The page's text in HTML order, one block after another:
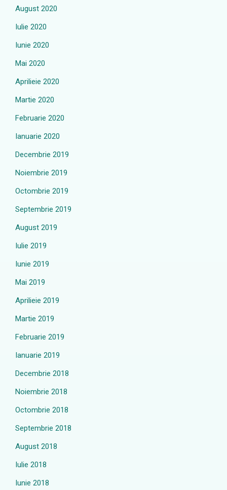
August 2020
Iulie 2020
Iunie 2020
Mai 2020
Aprilieie 2020
Martie 2020
Februarie 2020
Ianuarie 2020
Decembrie 2019
Noiembrie 2019
Octombrie 2019
Septembrie 2019
August 2019
Iulie 2019
Iunie 2019
Mai 2019
Aprilieie 2019
Martie 2019
Februarie 2019
Ianuarie 2019
Decembrie 2018
Noiembrie 2018
Octombrie 2018
Septembrie 2018
August 2018
Iulie 2018
Iunie 2018